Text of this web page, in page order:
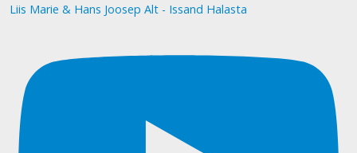
Liis Marie & Hans Joosep Alt - Issand Halasta